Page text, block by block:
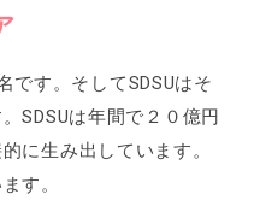
です。そしてSDSUはそ
SDSUは年間で２０億円
に生み出しています。
す。